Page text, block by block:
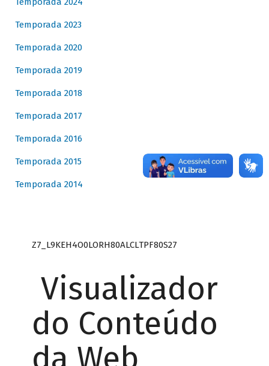
Temporada 2023
Temporada 2020
Temporada 2019
Temporada 2018
Temporada 2017
Temporada 2016
Temporada 2015
Temporada 2014
Z7_L9KEH4O0LORH80ALCLTPF80S27
Visualizador
do Conteúdo
da Web